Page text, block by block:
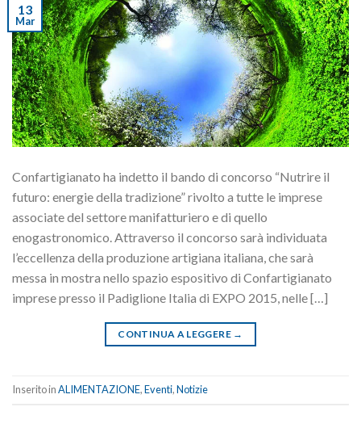
13
Mar
Confartigianato ha indetto il bando di concorso “Nutrire il
futuro: energie della tradizione” rivolto a tutte le imprese
associate del settore manifatturiero e di quello
enogastronomico. Attraverso il concorso sarà individuata
l’eccellenza della produzione artigiana italiana, che sarà
messa in mostra nello spazio espositivo di Confartigianato
imprese presso il Padiglione Italia di EXPO 2015, nelle […]
CONTINUA A LEGGERE →
Inserito inALIMENTAZIONE,Eventi,Notizie